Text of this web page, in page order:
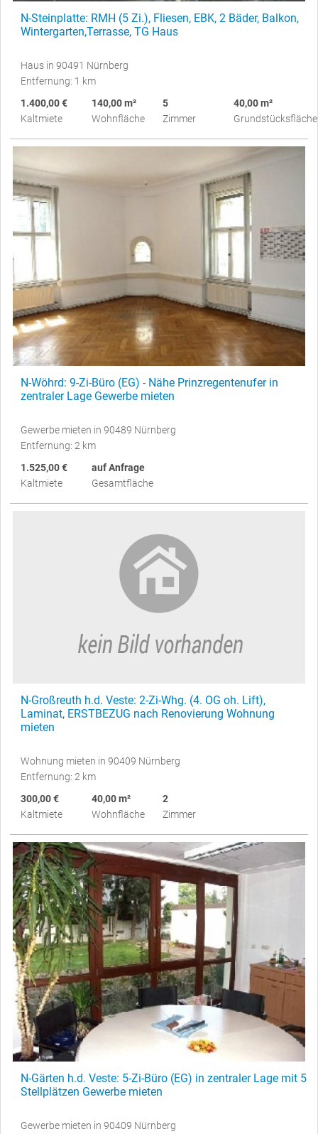
N-Steinplatte: RMH (5 Zi.), Fliesen, EBK, 2 Bäder, Balkon,
Wintergarten,Terrasse, TG Haus
Haus in 90491 Nürnberg
Entfernung: 1 km
1.400,00 €
Kaltmiete
140,00 m²
Wohnfläche
5
Zimmer
40,00 m²
Grundstücksfläche
N-Wöhrd: 9-Zi-Büro (EG) - Nähe Prinzregentenufer in
zentraler Lage Gewerbe mieten
Gewerbe mieten in 90489 Nürnberg
Entfernung: 2 km
1.525,00 €
Kaltmiete
auf Anfrage
Gesamtfläche
N-Großreuth h.d. Veste: 2-Zi-Whg. (4. OG oh. Lift),
Laminat, ERSTBEZUG nach Renovierung Wohnung
mieten
Wohnung mieten in 90409 Nürnberg
Entfernung: 2 km
300,00 €
Kaltmiete
40,00 m²
Wohnfläche
2
Zimmer
N-Gärten h.d. Veste: 5-Zi-Büro (EG) in zentraler Lage mit 5
Stellplätzen Gewerbe mieten
Gewerbe mieten in 90409 Nürnberg